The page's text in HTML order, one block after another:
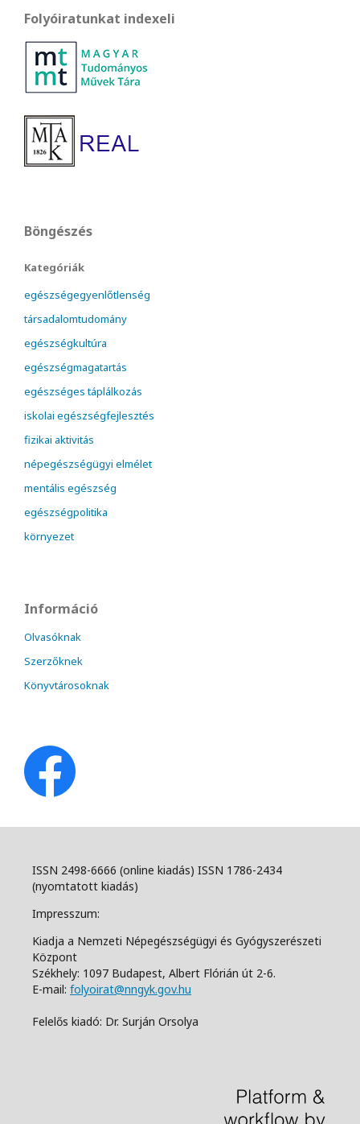
Folyóiratunkat indexeli
Böngészés
Kategóriák
egészségegyenlőtlenség
társadalomtudomány
egészségkultúra
egészségmagatartás
egészséges táplálkozás
iskolai egészségfejlesztés
fizikai aktivitás
népegészségügyi elmélet
mentális egészség
egészségpolitika
környezet
Információ
Olvasóknak
Szerzőknek
Könyvtárosoknak
ISSN 2498-6666 (online kiadás) ISSN 1786-2434
(nyomtatott kiadás)
Impresszum:
Kiadja a Nemzeti Népegészségügyi és Gyógyszerészeti
Központ
Székhely: 1097 Budapest, Albert Flórián út 2-6.
E-mail: folyoirat@nngyk.gov.hu
Felelős kiadó: Dr. Surján Orsolya